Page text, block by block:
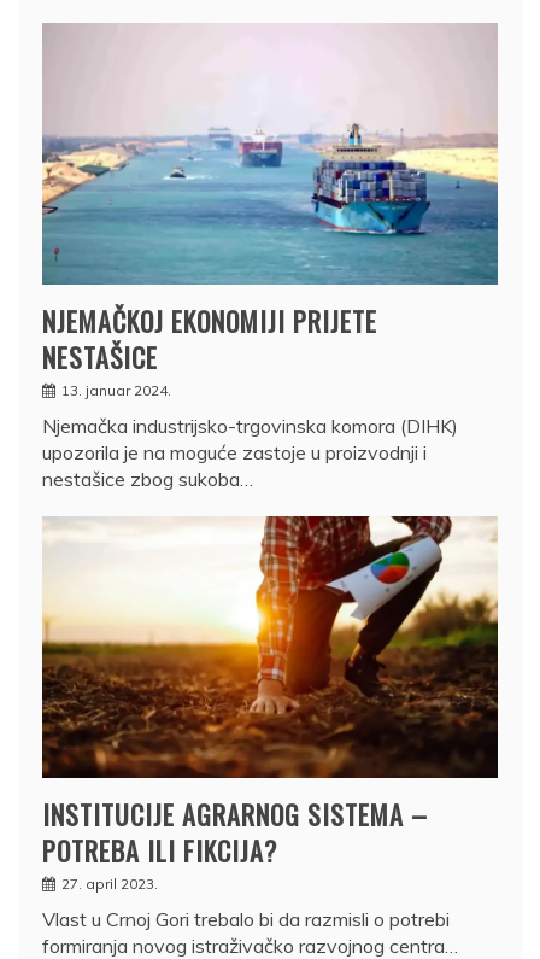
NJEMAČKOJ EKONOMIJI PRIJETE
NESTAŠICE
13. januar 2024.
Njemačka industrijsko-trgovinska komora (DIHK)
upozorila je na moguće zastoje u proizvodnji i
nestašice zbog sukoba…
INSTITUCIJE AGRARNOG SISTEMA –
POTREBA ILI FIKCIJA?
27. april 2023.
Vlast u Crnoj Gori trebalo bi da razmisli o potrebi
formiranja novog istraživačko razvojnog centra…